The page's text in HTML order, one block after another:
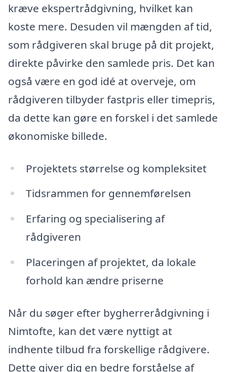
kræve ekspertrådgivning, hvilket kan
koste mere. Desuden vil mængden af tid,
som rådgiveren skal bruge på dit projekt,
direkte påvirke den samlede pris. Det kan
også være en god idé at overveje, om
rådgiveren tilbyder fastpris eller timepris,
da dette kan gøre en forskel i det samlede
økonomiske billede.
Projektets størrelse og kompleksitet
Tidsrammen for gennemførelsen
Erfaring og specialisering af
rådgiveren
Placeringen af projektet, da lokale
forhold kan ændre priserne
Når du søger efter bygherrerådgivning i
Nimtofte, kan det være nyttigt at
indhente tilbud fra forskellige rådgivere.
Dette giver dig en bedre forståelse af